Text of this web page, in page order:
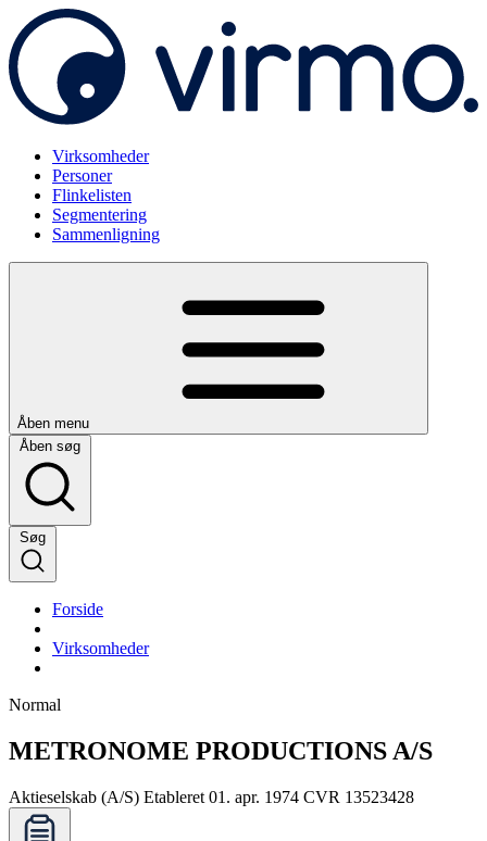
Virksomheder
Personer
Flinkelisten
Segmentering
Sammenligning
Åben menu
Åben søg
Søg
Forside
Virksomheder
Normal
METRONOME PRODUCTIONS A/S
Aktieselskab (A/S) Etableret 01. apr. 1974 CVR 13523428